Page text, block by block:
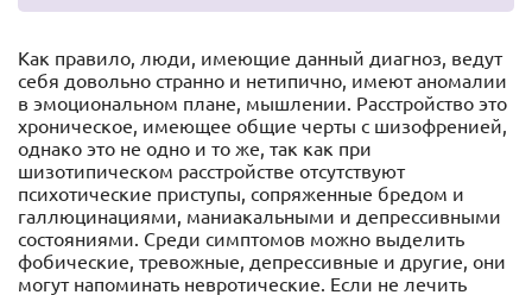
Как правило, люди, имеющие данный диагноз, ведут
себя довольно странно и нетипично, имеют аномалии
в эмоциональном плане, мышлении. Расстройство это
хроническое, имеющее общие черты с шизофренией,
однако это не одно и то же, так как при
шизотипическом расстройстве отсутствуют
психотические приступы, сопряженные бредом и
галлюцинациями, маниакальными и депрессивными
состояниями. Среди симптомов можно выделить
фобические, тревожные, депрессивные и другие, они
могут напоминать невротические. Если не лечить